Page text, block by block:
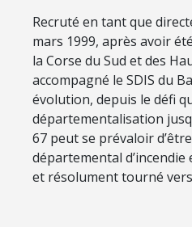
Recruté en tant que
mars 1999, après avoir
la Corse du Sud et des
accompagné le SDIS du
évolution, depuis le défi
départementalisation
67 peut se prévaloir
départemental
et résolument tourné vers